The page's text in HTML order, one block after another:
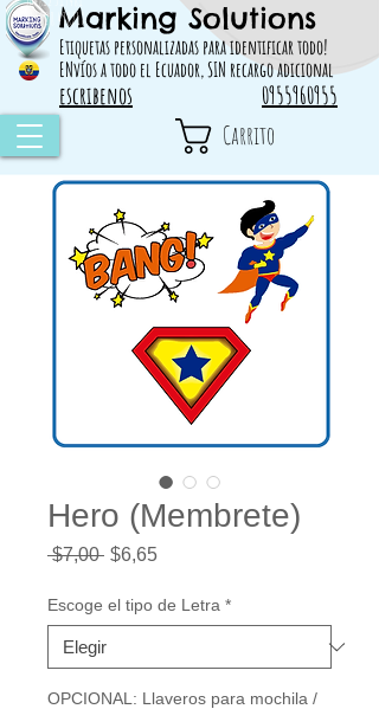
Marking Solutions
Etiquetas personalizadas para identificar todo!
ENvíos a todo el Ecuador, SIN recargo adicional
314828 498717
escribenos 0955960955
Carrito
Hero (Membrete)
$7,00 Precio
$6,65Precio
oferta
Escoge el tipo de Letra *
OPCIONAL: Llaveros para mochila /